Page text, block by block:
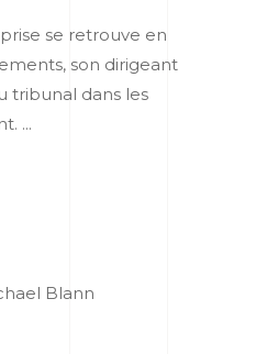
se retrouve en
son dirigeant
tribunal dans les
Blann